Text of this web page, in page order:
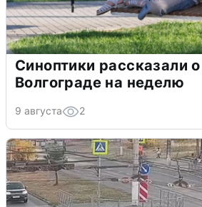
Синоптики рассказали
Волгограде на неделю
9 августа 2